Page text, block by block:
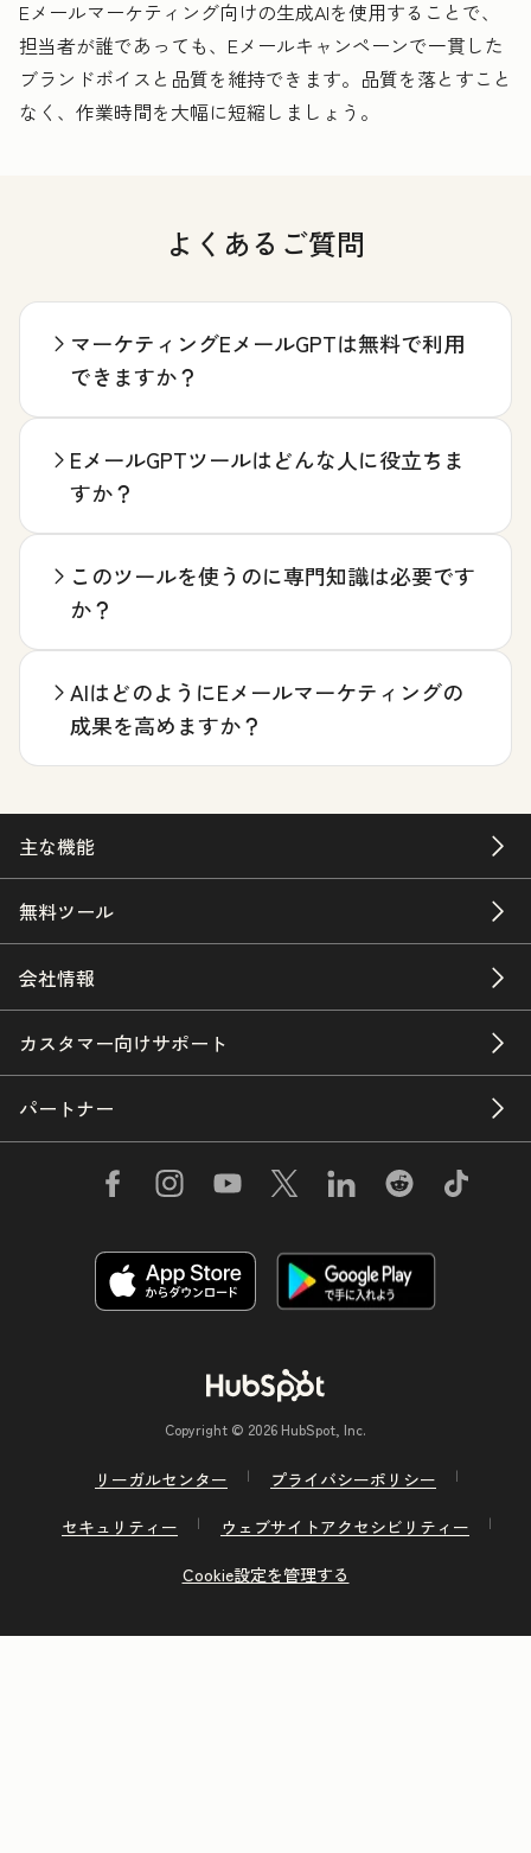
Eメールマーケティング向けの生成AIを使用することで、
担当者が誰であっても、Eメールキャンペーンで一貫した
ブランドボイスと品質を維持できます。品質を落とすこと
なく、作業時間を大幅に短縮しましょう。
よくあるご質問
マーケティングEメールGPTは無料で利用
できますか？
EメールGPTツールはどんな人に役立ちま
すか？
このツールを使うのに専門知識は必要です
か？
AIはどのようにEメールマーケティングの
成果を高めますか？
主な機能
無料ツール
会社情報
カスタマー向けサポート
パートナー
Copyright © 2026 HubSpot, Inc.
リーガルセンター
プライバシーポリシー
セキュリティー
ウェブサイトアクセシビリティー
Cookie設定を管理する